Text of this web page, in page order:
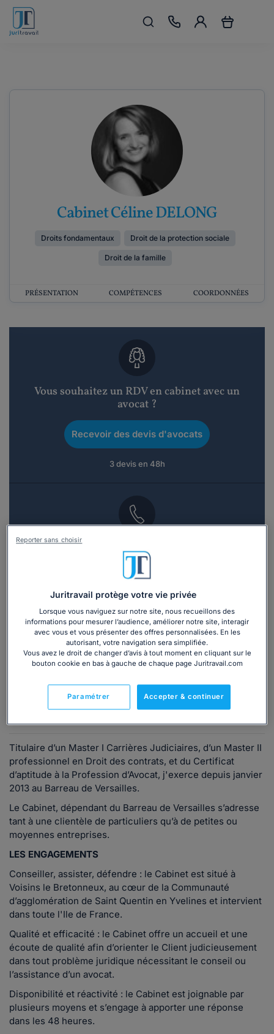
Cabinet Céline DELONG
Droits fondamentaux Droit de la protection sociale
Droit de la famille
PRÉSENTATION COMPÉTENCES COORDONNÉES
Vous souhaitez un RDV en cabinet avec un
avocat ?
Recevoir des devis d'avocats
3 devis en 48h
Vous souhaitez une consultation par
téléphone ?
Consulter immédiatement
ou appelez le01 75 75 42 33 (8h à 21h du lundi au
vendredi)
Présentation
Titulaire d’un Master I Carrières Judiciaires, d’un Master II
professionnel en Droit des contrats, et du Certificat
d’aptitude à la Profession d’Avocat, j'exerce depuis janvier
2013 au Barreau de Versailles.
Le Cabinet, dépendant du Barreau de Versailles s’adresse
tant à une clientèle de particuliers qu’à de petites ou
moyennes entreprises.
LES ENGAGEMENTS
Conseiller, assister, défendre : le Cabinet est situé à
Voisins le Bretonneux, au cœur de la Communauté
d’agglomération de Saint Quentin en Yvelines et intervient
dans toute l'Ile de France.
Qualité et efficacité : le Cabinet offre un accueil et une
écoute de qualité afin d’orienter le Client judicieusement
dans tout problème juridique nécessitant le conseil ou
l’assistance d’un avocat.
Disponibilité et réactivité : le Cabinet est joignable par
plusieurs moyens et s’engage à apporter une réponse
dans les 48 heures.
Juritravail protège votre vie privée
Lorsque vous naviguez sur notre site, nous recueillons des
informations pour mesurer l’audience, améliorer notre site, interagir
avec vous et vous présenter des offres personnalisées. En les
autorisant, votre navigation sera simplifiée.
Vous avez le droit de changer d’avis à tout moment en cliquant sur le
bouton cookie en bas à gauche de chaque page Juritravail.com
Accepter & continuer
Paramétrer
Reporter sans choisir